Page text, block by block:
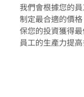
我們會根據您的
制定最合適的價
保您的投資獲得
員工的生產力提高